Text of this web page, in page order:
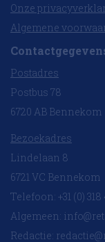
Onze
Algemene
Postadres
Postbus 78
6720 AB Bennekom
Bezoekadres
Lindelaan 8
6721 VC Bennekom
Telefoon: +31 (0) 318
Algemeen:
Redactie: